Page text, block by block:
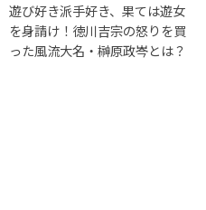
遊び好き派手好き、果ては遊女
を身請け！徳川吉宗の怒りを買
った風流大名・榊原政岑とは？